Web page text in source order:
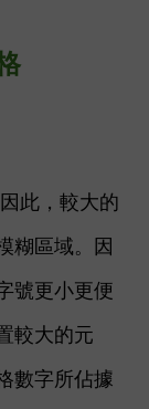
此，較大的
區域。 因
號更小更便
較大的元
數字所佔據